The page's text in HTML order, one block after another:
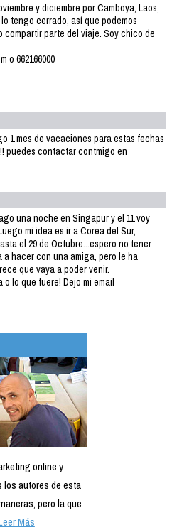
y diciembre por Camboya, Laos,
tengo cerrado, así que podemos
parte del viaje. Soy chico de
o 662166000
1 mes de vacaciones para estas fechas
puedes contactar contmigo en
una noche en Singapur y el 11 voy
mi idea es ir a Corea del Sur,
el 29 de Octubre...espero no tener
hacer con una amiga, pero le ha
que vaya a poder venir.
lo que fuere! Dejo mi email
online y
los autores de esta
pero la que
Más